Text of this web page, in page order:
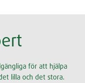
för att hjälpa
lilla och det stora.